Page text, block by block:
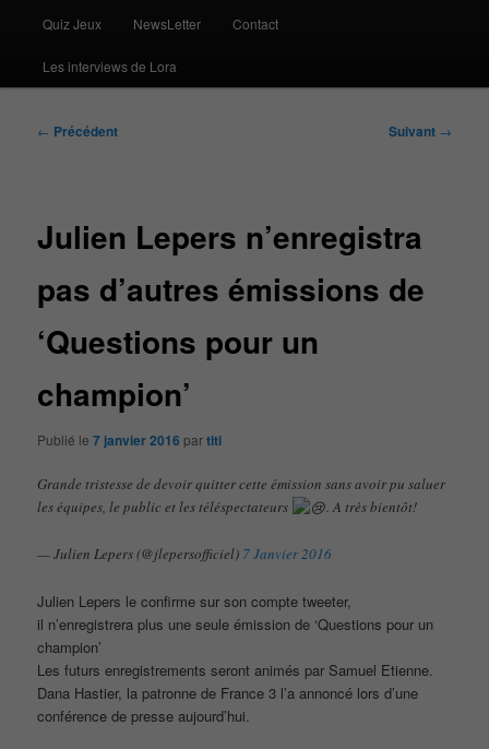
Quiz Jeux NewsLetter Contact
Les interviews de Lora
Navigation
← Précédent Suivant →
Julien Lepers n’enregistra
pas d’autres émissions de
‘Questions pour un
champion’
Publié le7 janvier 2016 partiti
Grande tristesse de devoir quitter cette émission sans avoir pu saluer
les équipes, le public et les téléspectateurs
. A très bientôt!
— Julien Lepers (@jlepersofficiel) 7 Janvier 2016
Julien Lepers le confirme sur son compte tweeter,
il n’enregistrera plus une seule émission de ‘Questions pour un
champion’
Les futurs enregistrements seront animés par Samuel Etienne.
Dana Hastier, la patronne de France 3 l’a annoncé lors d’une
conférence de presse aujourd’hui.